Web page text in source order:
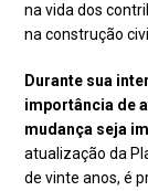
na vida dos
na construção
Durante sua
importância de
mudança seja
atualização da
de vinte anos, é